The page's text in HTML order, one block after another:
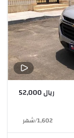
ريال 52,000
1,602
/شهر